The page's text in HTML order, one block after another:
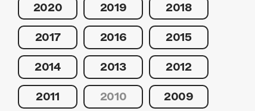
2020 2019 2018
2017 2016 2015
2014 2013 2012
2011 2010 2009